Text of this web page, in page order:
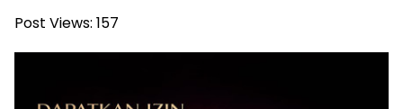
Post Views: 157